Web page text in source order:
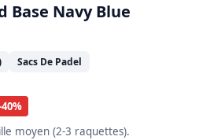
Base Navy Blue
Sacs De Padel
moyen (2-3 raquettes).